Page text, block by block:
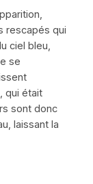
rescapés qui
ciel bleu,
se
qui était
sont donc
laissant la